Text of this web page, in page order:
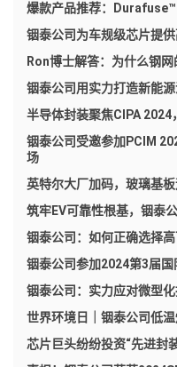
爆款产品推荐：
铟泰公司为车规级芯片提
Ron博士解答：为什么钢
铟泰公司用实力打造新能源
半导体封装聚焦CIPA 2024
铟泰公司受邀参加PCIM
场
英特尔大厂加码，玻璃基
筑牢EV可靠性根基，铟泰
铟泰公司：如何正确选择
铟泰公司参加2024第3届
铟泰公司：实力应对微型
世界环境日｜铟泰公司低
芯片巨头纷纷投资“先进封